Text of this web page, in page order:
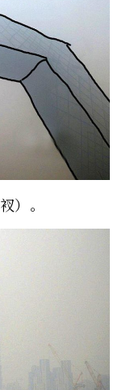
）。